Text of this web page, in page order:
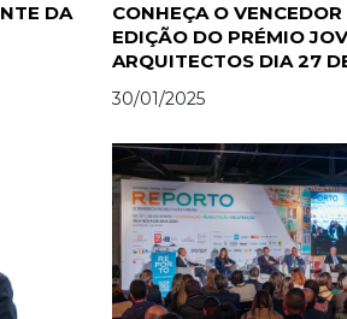
DA
CONHEÇA O
EDIÇÃO DO PRÉMIO
ARQUITECTOS DIA 27
FEVEREIRO
30/01/2025